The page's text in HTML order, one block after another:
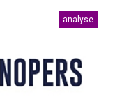
analyse